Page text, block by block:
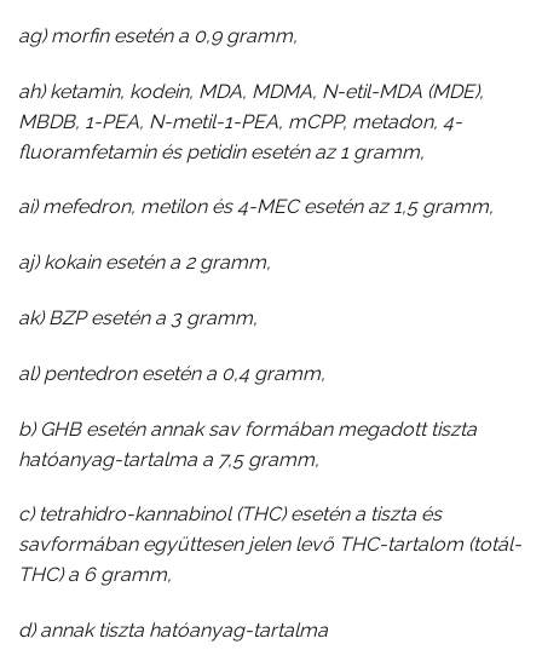
ag) morfin esetén a 0,9 gramm,
ah) ketamin, kodein, MDA, MDMA, N-etil-MDA (MDE),
MBDB, 1-PEA, N-metil-1-PEA, mCPP, metadon, 4-
fluoramfetamin és petidin esetén az 1 gramm,
ai) mefedron, metilon és 4-MEC esetén az 1,5 gramm,
aj) kokain esetén a 2 gramm,
ak) BZP esetén a 3 gramm,
al) pentedron esetén a 0,4 gramm,
b) GHB esetén annak sav formában megadott tiszta
hatóanyag-tartalma a 7,5 gramm,
c) tetrahidro-kannabinol (THC) esetén a tiszta és
savformában együttesen jelen levő THC-tartalom (totál-
THC) a 6 gramm,
d) annak tiszta hatóanyag-tartalma